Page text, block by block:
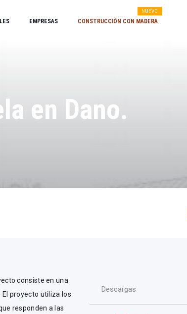
EMPRESAS CONSTRUCCIÓN CON MADERA
NUEVO
en Dano.
consiste en una
proyecto utiliza los
responden a las
Descargas